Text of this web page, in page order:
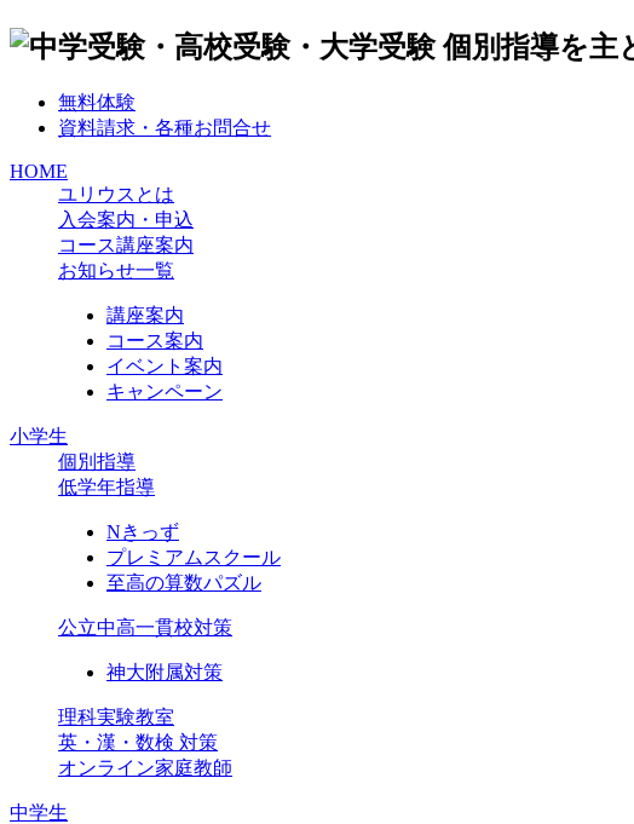
無料体験
資料請求・各種お問合せ
HOME
ユリウスとは
入会案内・申込
コース講座案内
お知らせ一覧
講座案内
コース案内
イベント案内
キャンペーン
小学生
個別指導
低学年指導
Nきっず
プレミアムスクール
至高の算数パズル
公立中高一貫校対策
神大附属対策
理科実験教室
英・漢・数検 対策
オンライン家庭教師
中学生